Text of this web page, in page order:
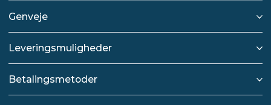
Genveje
Leveringsmuligheder
Betalingsmetoder